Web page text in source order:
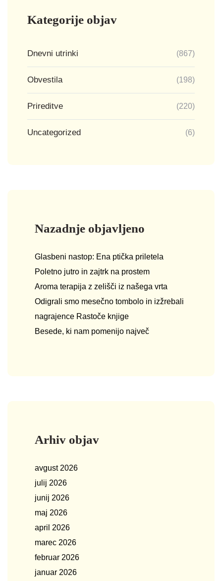
Kategorije objav
Dnevni utrinki (867)
Obvestila (198)
Prireditve (220)
Uncategorized (6)
Nazadnje objavljeno
Glasbeni nastop: Ena ptička priletela
Poletno jutro in zajtrk na prostem
Aroma terapija z zelišči iz našega vrta
Odigrali smo mesečno tombolo in izžrebali
nagrajence Rastoče knjige
Besede, ki nam pomenijo največ
Arhiv objav
avgust 2026
julij 2026
junij 2026
maj 2026
april 2026
marec 2026
februar 2026
januar 2026